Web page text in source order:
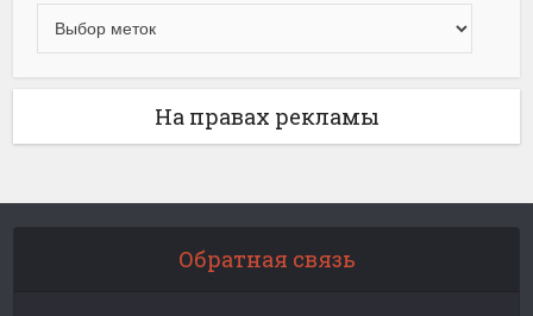
На правах рекламы
Обратная связь